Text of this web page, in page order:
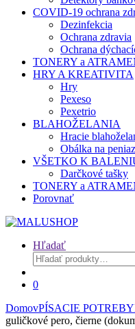
COVID-19 ochrana
Dezinfekcia
Ochrana zdravia
Ochrana
TONERY a
HRY A KREATIVITA
Hry
Pexeso
Pexetrio
BLAHOŽELANIA
Hracie
Obálka na
VŠETKO K
Darčkové tašky
TONERY a
Porovnať
Hľadať
Hľadať:
0
DomovPÍSACIE POTREBY
guličkové pero, čierne